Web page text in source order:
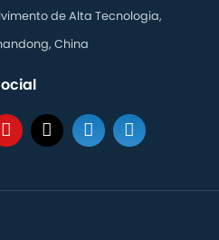
de Alta Tecnologia,
China